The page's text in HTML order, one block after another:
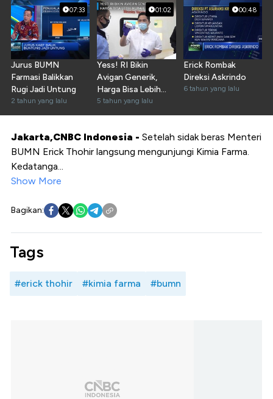
07:33
Jurus BUMN
Farmasi Balikkan
Rugi Jadi Untung
2 tahun yang lalu
01:02
Yess! RI Bikin
Avigan Generik,
Harga Bisa Lebih
Murah
5 tahun yang lalu
00:48
Erick Rombak
Direksi Askrindo
6 tahun yang lalu
Jakarta,CNBC Indonesia - Setelah sidak beras Menteri
BUMN Erick Thohir langsung mengunjungi Kimia Farma.
Kedatanga...
Show More
Bagikan:
Tags
#erick thohir #kimia farma #bumn